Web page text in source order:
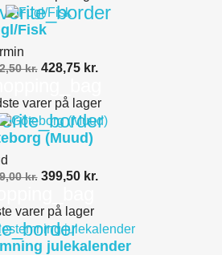
Fisk
kr. 428,75 kr.
varer på lager
(Muud)
kr. 399,50 kr.
varer på lager
julekalender